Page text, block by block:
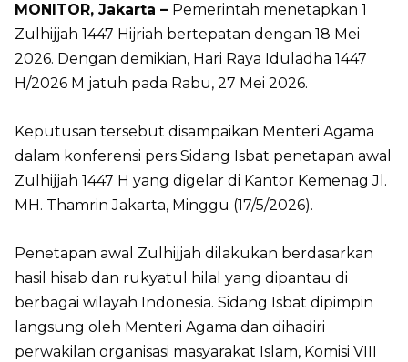
MONITOR, Jakarta – Pemerintah menetapkan 1
Zulhijjah 1447 Hijriah bertepatan dengan 18 Mei
2026. Dengan demikian, Hari Raya Iduladha 1447
H/2026 M jatuh pada Rabu, 27 Mei 2026.
Keputusan tersebut disampaikan Menteri Agama
dalam konferensi pers Sidang Isbat penetapan awal
Zulhijjah 1447 H yang digelar di Kantor Kemenag Jl.
MH. Thamrin Jakarta, Minggu (17/5/2026).
Penetapan awal Zulhijjah dilakukan berdasarkan
hasil hisab dan rukyatul hilal yang dipantau di
berbagai wilayah Indonesia. Sidang Isbat dipimpin
langsung oleh Menteri Agama dan dihadiri
perwakilan organisasi masyarakat Islam, Komisi VIII